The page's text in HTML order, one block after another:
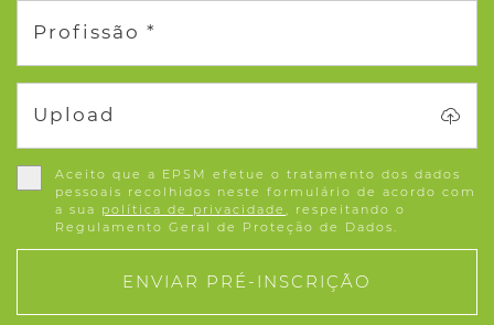
Profissão *
Upload
Aceito que a EPSM efetue o tratamento dos dados
pessoais recolhidos neste formulário de acordo com
a sua política de privacidade , respeitando o
Regulamento Geral de Proteção de Dados.
ENVIAR PRÉ-INSCRIÇÃO